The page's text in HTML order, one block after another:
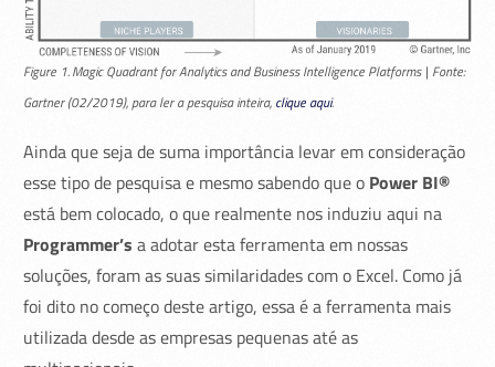
Figure 1. Magic Quadrant for Analytics and Business Intelligence Platforms | Fonte:
Gartner (02/2019), para ler a pesquisa inteira, clique aqui.
Ainda que seja de suma importância levar em consideração
esse tipo de pesquisa e mesmo sabendo que o Power BI®
está bem colocado, o que realmente nos induziu aqui na
Programmer’s a adotar esta ferramenta em nossas
soluções, foram as suas similaridades com o Excel. Como já
foi dito no começo deste artigo, essa é a ferramenta mais
utilizada desde as empresas pequenas até as